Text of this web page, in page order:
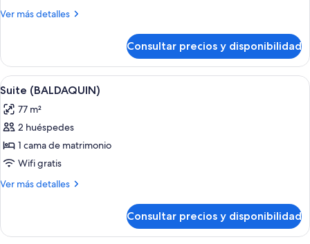
Ver más detalles
Más
Deluxe
(Park)
Consultar precios y disponibilidad
Abrir
todas
las
fotos
de
Suite
(BALDAQUIN)
Un dormitorio espacioso con una
6
Suite (BALDAQUIN)
77 m²
2 huéspedes
1 cama de matrimonio
Wifi gratis
Ver más detalles
Más
(BALDAQUIN)
Consultar precios y disponibilidad